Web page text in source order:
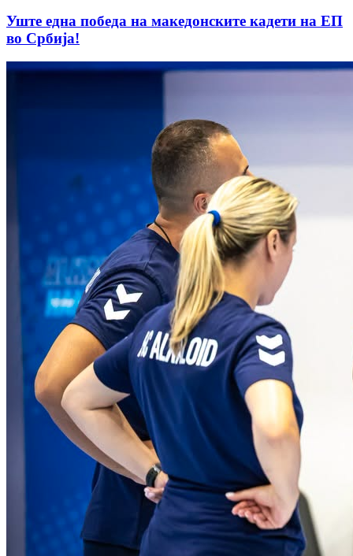
Уште една победа на македонските кадети на ЕП
во Србија!